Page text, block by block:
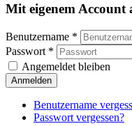
Mit eigenem Account
Benutzername *
Passwort *
Angemeldet bleiben
Anmelden
Benutzername
Passwort vergessen?